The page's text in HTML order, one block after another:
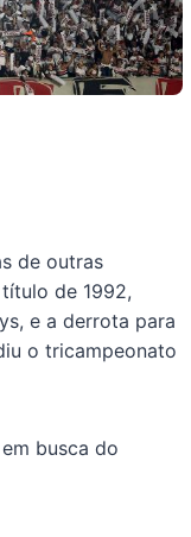
de outras
de 1992,
e a derrota para
o tricampeonato
busca do